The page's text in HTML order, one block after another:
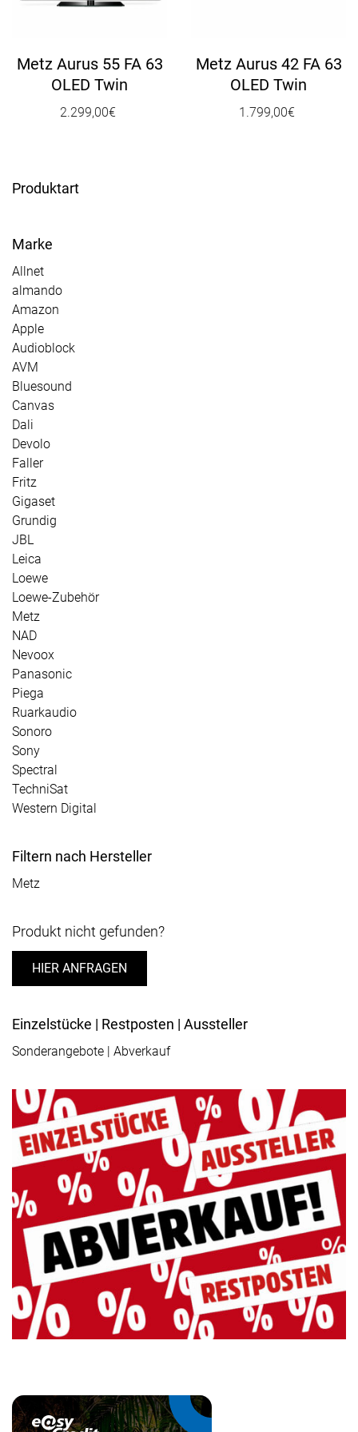
v
i
Metz Aurus 55 FA 63
OLED Twin
2.299,00€
Metz Aurus 42 FA 63
OLED Twin
1.799,00€
Produktart
Marke
Allnet
almando
Amazon
Apple
Audioblock
AVM
Bluesound
Canvas
Dali
Devolo
Faller
Fritz
Gigaset
Grundig
JBL
Leica
Loewe
Loewe-Zubehör
Metz
NAD
Nevoox
Panasonic
Piega
Ruarkaudio
Sonoro
Sony
Spectral
TechniSat
Western Digital
Filtern nach Hersteller
Metz
Produkt nicht gefunden?
HIER ANFRAGEN
Einzelstücke | Restposten | Aussteller
Sonderangebote | Abverkauf